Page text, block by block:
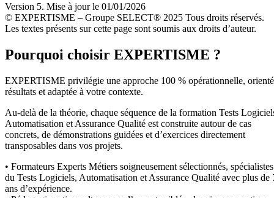
Version 5. Mise à jour le 01/01/2026
© EXPERTISME – Groupe SELECT® 2025 Tous droits réservés.
Les textes présents sur cette page sont soumis aux droits d’auteur.
Pourquoi choisir EXPERTISME ?
EXPERTISME privilégie une approche 100 % opérationnelle,
résultats et adaptée à votre contexte.
Au-delà de la théorie, chaque séquence de la formation Tests
Automatisation et Assurance Qualité est construite autour de cas
concrets, de démonstrations guidées et d’exercices directement
transposables dans vos projets.
• Formateurs Experts Métiers soigneusement sélectionnés, spécialistes
du Tests Logiciels, Automatisation et Assurance Qualité avec plus de
ans d’expérience.